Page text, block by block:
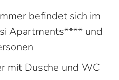
befindet sich im
Apartments**** und
mit Dusche und WC